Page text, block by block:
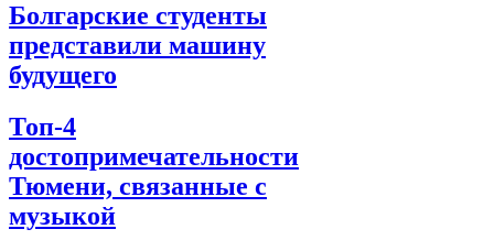
Болгарские студенты
представили машину
будущего
Топ-4
достопримечательности
Тюмени, связанные с
музыкой